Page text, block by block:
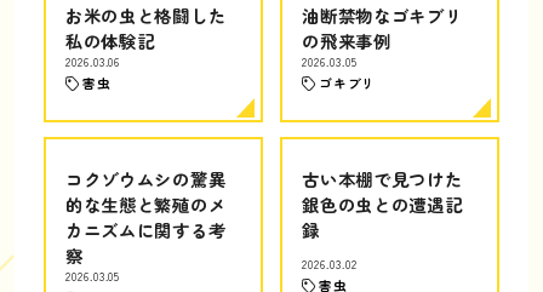
お米の虫と格闘した
私の体験記
2026.03.06
害虫
油断禁物なゴキブリ
の飛来事例
2026.03.05
ゴキブリ
コクゾウムシの驚異
的な生態と繁殖のメ
カニズムに関する考
察
2026.03.05
古い本棚で見つけた
銀色の虫との遭遇記
録
2026.03.02
害虫